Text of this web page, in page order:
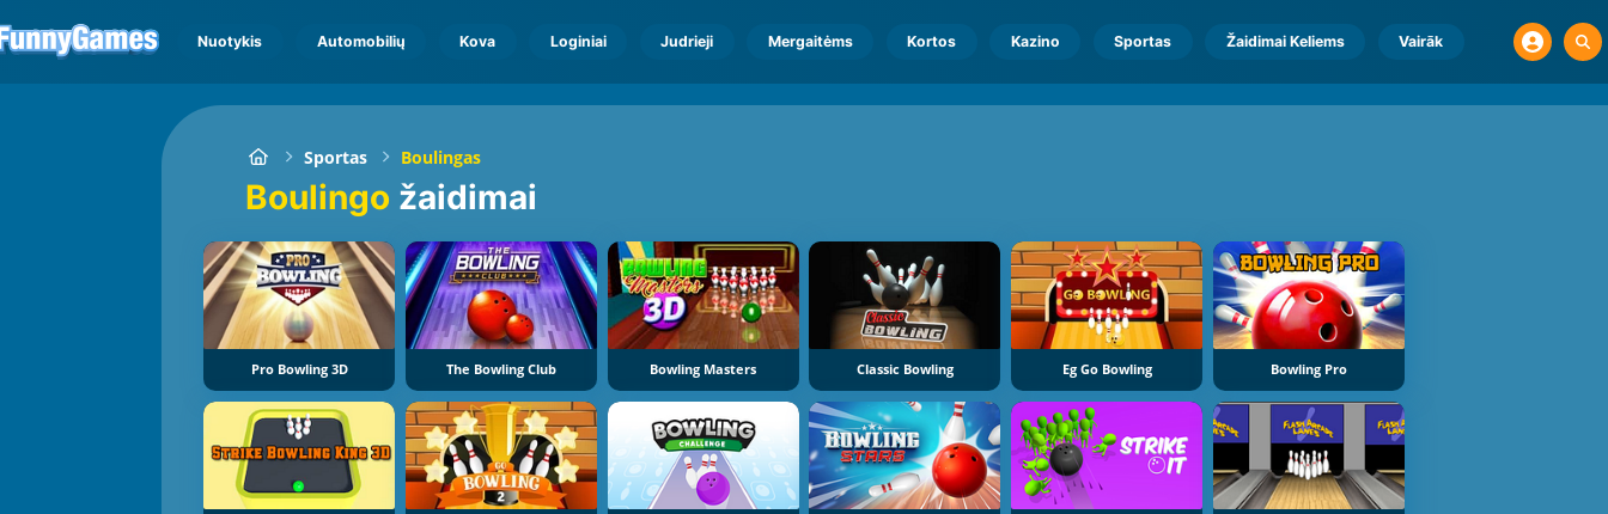
Nuotykis Automobilių Kova Loginiai Judrieji Mergaitėms Kortos Kazino Sportas Žaidimai Keliems Vairāk
Sportas Boulingas
Boulingo žaidimai
Pro Bowling 3D The Bowling Club Bowling Masters Classic Bowling Eg Go Bowling Bowling Pro